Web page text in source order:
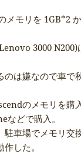
メモリを 1GB*2
3000 N200)
のは嫌なので車で
のメモリを購
などで購入。
駐車場でメモリ交
した。